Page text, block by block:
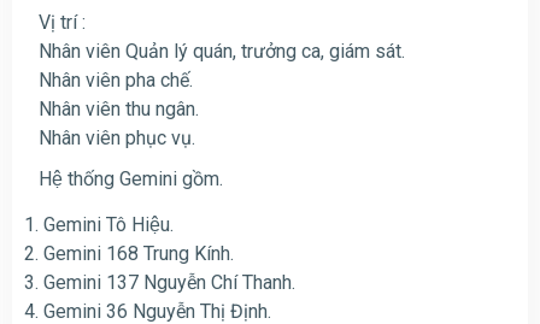
Vị trí :
Nhân viên Quản lý quán, trưởng ca, giám sát.
Nhân viên pha chế.
Nhân viên thu ngân.
Nhân viên phục vụ.
Hệ thống Gemini gồm.
1. Gemini Tô Hiệu.
2. Gemini 168 Trung Kính.
3. Gemini 137 Nguyễn Chí Thanh.
4. Gemini 36 Nguyễn Thị Định.